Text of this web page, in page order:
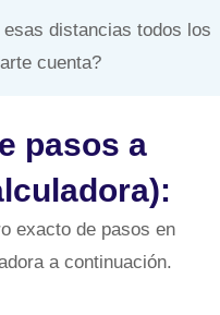
distancias todos los
cuenta?
pasos a
exacto de pasos en
a continuación.